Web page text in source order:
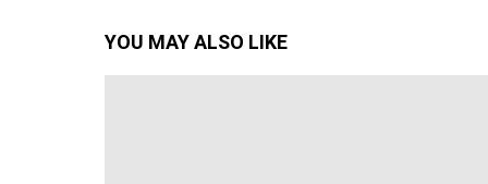
YOU MAY ALSO LIKE